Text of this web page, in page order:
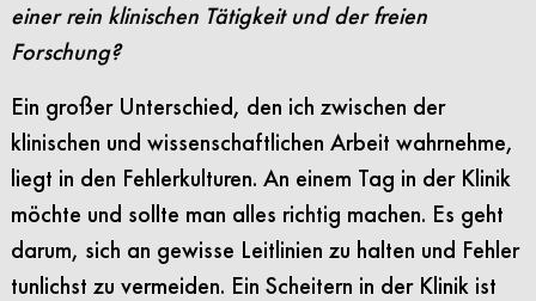
einer rein klinischen Tätigkeit und der freien
Forschung?
Ein großer Unterschied, den ich zwischen der
klinischen und wissenschaftlichen Arbeit wahrnehme,
liegt in den Fehlerkulturen. An einem Tag in der Klinik
möchte und sollte man alles richtig machen. Es geht
darum, sich an gewisse Leitlinien zu halten und Fehler
tunlichst zu vermeiden. Ein Scheitern in der Klinik ist